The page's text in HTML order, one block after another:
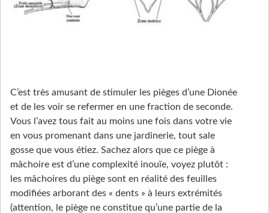
C’est très amusant de stimuler les pièges d’une Dionée
et de les voir se refermer en une fraction de seconde.
Vous l’avez tous fait au moins une fois dans votre vie
en vous promenant dans une jardinerie, tout sale
gosse que vous étiez. Sachez alors que ce piège à
mâchoire est d’une complexité inouïe, voyez plutôt :
les mâchoires du piège sont en réalité des feuilles
modifiées arborant des « dents » à leurs extrémités
(attention, le piège ne constitue qu’une partie de la